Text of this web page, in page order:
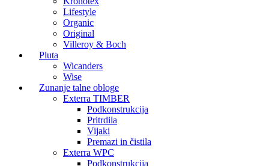
Lifestyle
Organic
Original
Villeroy & Boch
Pluta
Wicanders
Wise
Zunanje talne obloge
Exterra TIMBER
Podkonstrukcija
Pritrdila
Vijaki
Premazi in čistila
Exterra WPC
Podkonstrukcija